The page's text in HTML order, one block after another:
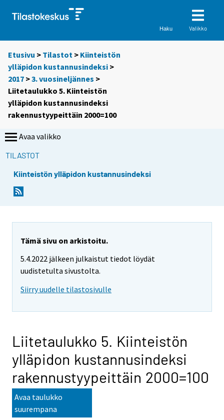
Haku Valikko
Etusivu > Tilastot > Kiinteistön
ylläpidon kustannusindeksi >
2017 >3. vuosineljännes >
Liitetaulukko 5. Kiinteistön
ylläpidon kustannusindeksi
rakennustyypeittäin 2000=100
Avaa valikko
TILASTOT
Kiinteistön ylläpidon kustannusindeksi
Tämä sivu on arkistoitu.
5.4.2022 jälkeen julkaistut tiedot löydät
uudistetulta sivustolta.
Siirry uudelle tilastosivulle
Liitetaulukko 5. Kiinteistön
ylläpidon kustannusindeksi
rakennustyypeittäin 2000=100
Avaa taulukko
suurempana